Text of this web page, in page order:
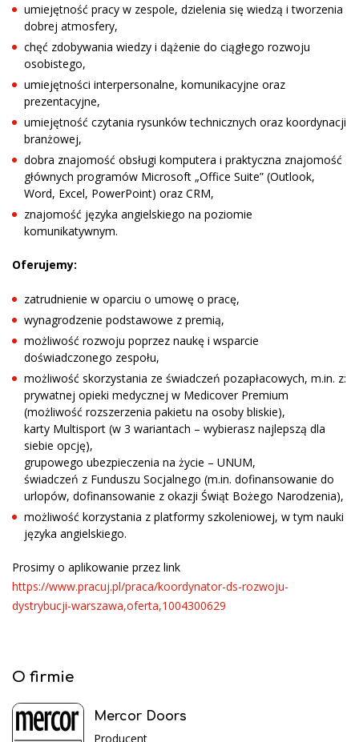
umiejętność pracy w zespole, dzielenia się wiedzą i tworzenia
dobrej atmosfery,
chęć zdobywania wiedzy i dążenie do ciągłego rozwoju
osobistego,
umiejętności interpersonalne, komunikacyjne oraz
prezentacyjne,
umiejętność czytania rysunków technicznych oraz koordynacji
branżowej,
dobra znajomość obsługi komputera i praktyczna znajomość
głównych programów Microsoft „Office Suite” (Outlook,
Word, Excel, PowerPoint) oraz CRM,
znajomość języka angielskiego na poziomie
komunikatywnym.
Oferujemy:
zatrudnienie w oparciu o umowę o pracę,
wynagrodzenie podstawowe z premią,
możliwość rozwoju poprzez naukę i wsparcie
doświadczonego zespołu,
możliwość skorzystania ze świadczeń pozapłacowych, m.in. z:
prywatnej opieki medycznej w Medicover Premium
(możliwość rozszerzenia pakietu na osoby bliskie),
karty Multisport (w 3 wariantach – wybierasz najlepszą dla
siebie opcję),
grupowego ubezpieczenia na życie – UNUM,
świadczeń z Funduszu Socjalnego (m.in. dofinansowanie do
urlopów, dofinansowanie z okazji Świąt Bożego Narodzenia),
możliwość korzystania z platformy szkoleniowej, w tym nauki
języka angielskiego.
Prosimy o aplikowanie przez link
https://www.pracuj.pl/praca/koordynator-ds-rozwoju-
dystrybucji-warszawa,oferta,1004300629
O firmie
Mercor Doors
Producent